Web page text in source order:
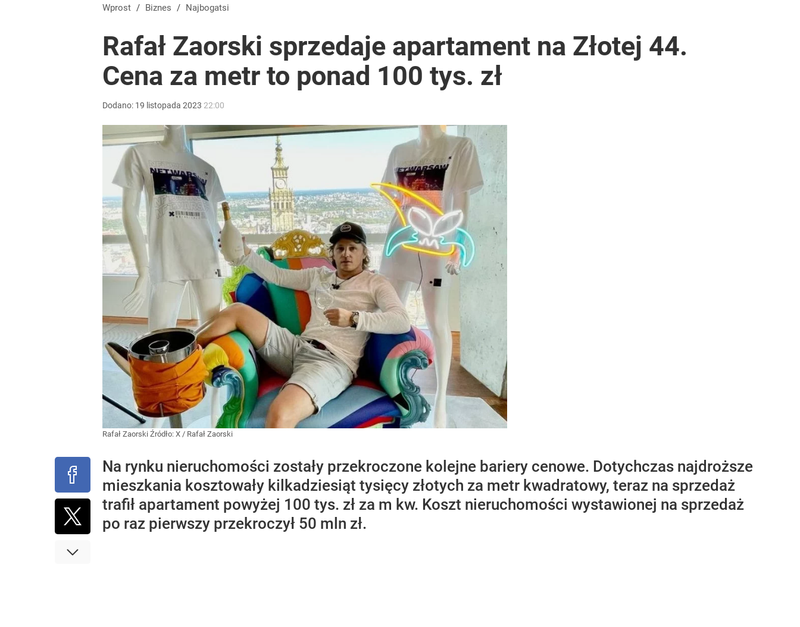
Wprost / Biznes / Najbogatsi
Rafał Zaorski sprzedaje apartament na Złotej 44.
Cena za metr to ponad 100 tys. zł
Dodano: 19 listopada 2023 22:00
Rafał Zaorski Źródło: X / Rafał Zaorski
Na rynku nieruchomości zostały przekroczone kolejne bariery cenowe. Dotychczas najdroższe
mieszkania kosztowały kilkadziesiąt tysięcy złotych za metr kwadratowy, teraz na sprzedaż
trafił apartament powyżej 100 tys. zł za m kw. Koszt nieruchomości wystawionej na sprzedaż
po raz pierwszy przekroczył 50 mln zł.